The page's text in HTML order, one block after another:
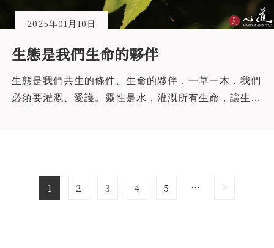
2025年01月10日
生態是我們生命的夥伴
生態是我們共生的條件、生命的夥伴，一草一木，我們
必須要灌溉、愛護。靈性是水，灌溉所有生命，讓生命
1 2 3 4 5